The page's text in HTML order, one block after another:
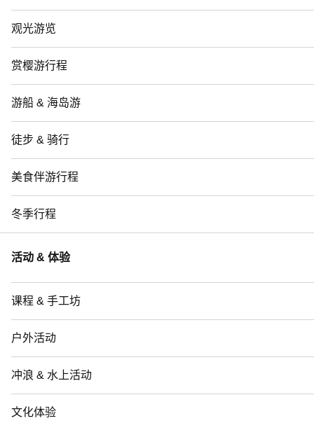
观光游览
赏樱游行程
游船 & 海岛游
徒步 & 骑行
美食伴游行程
冬季行程
活动 & 体验
课程 & 手工坊
户外活动
冲浪 & 水上活动
文化体验